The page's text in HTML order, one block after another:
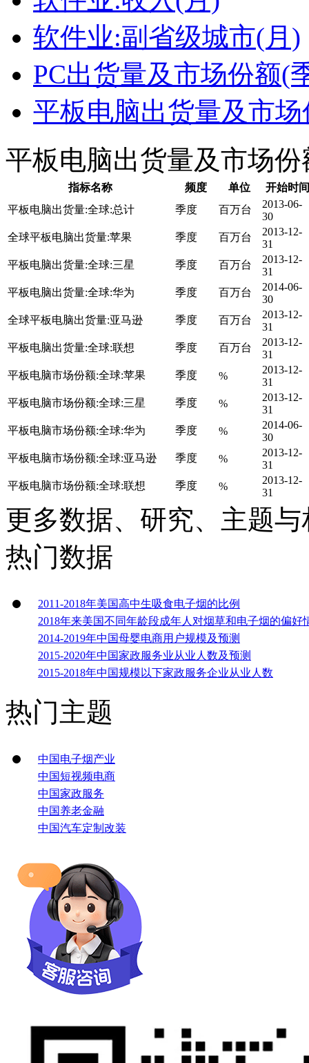
软件业:副省级城市(月)
PC出货量及市场份额(
平板电脑出货量及市
平板电脑出货量及市场
指标名称 频度 单位
开始时间
平板电脑出货量:全球:总计
季度 百万台
2013-06-
30
全球平板电脑出货量:苹果
季度 百万台
2013-12-
31
平板电脑出货量:全球:三星
季度 百万台
2013-12-
31
平板电脑出货量:全球:华为
季度 百万台
2014-06-
30
全球平板电脑出货量:亚马逊
季度 百万台
2013-12-
31
平板电脑出货量:全球:联想
季度 百万台
2013-12-
31
平板电脑市场份额:全球:苹果
季度 %
2013-12-
31
平板电脑市场份额:全球:三星
季度 %
2013-12-
31
平板电脑市场份额:全球:华为
季度 %
2014-06-
30
平板电脑市场份额:全球:亚马逊
季度 %
2013-12-
31
平板电脑市场份额:全球:联想
季度 %
2013-12-
31
更多数据、研究、主题
热门数据
2011-2018年美国高中生吸食电子烟的比例
2018年来美国不同年龄段成年人对烟草和电子烟的偏好
2014-2019年中国母婴电商用户规模及预测
2015-2020年中国家政服务业从业人数及预测
2015-2018年中国规模以下家政服务企业从业人数
热门主题
中国电子烟产业
中国短视频电商
中国家政服务
中国养老金融
中国汽车定制改装